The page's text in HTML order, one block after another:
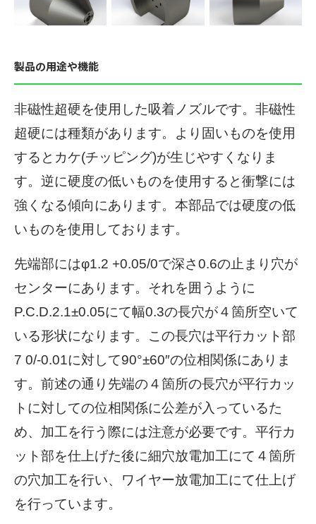
製品の用途や機能
非磁性超硬を使用した吸着ノズルです。非磁性
超硬には種類があります。より固いものを使用
するとカケ(チッピング)が生じやすくなりま
す。逆に硬度の低いものを使用すると衝撃には
強くなる傾向にあります。本部品では硬度の低
いものを使用しております。
先端部にはφ1.2 +0.05/0で深さ0.6の止まり穴が
センターにあります。それを囲うように
P.C.D.2.1±0.05にて幅0.3の長穴が４箇所空いて
いる形状になります。この長穴は平行カット部
7 0/-0.01に対して90°±60″の位相関係にありま
す。前述の通り先端の４箇所の長穴が平行カッ
トに対しての位相関係に公差が入っているた
め、加工を行う際には注意が必要です。平行カ
ット部を仕上げた後に細穴放電加工にて４箇所
の穴加工を行い、ワイヤー放電加工にて仕上げ
を行っています。